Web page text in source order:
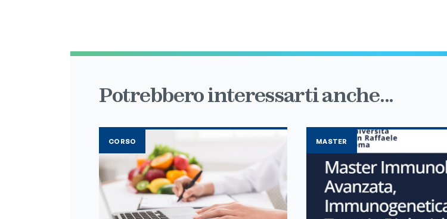
Potrebbero interessarti anche...
CORSO MASTER